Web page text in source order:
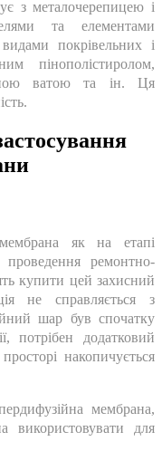
з металочерепицею і
та елементами
покрівельних і
пінополістиролом,
ватою та ін. Ця
мембрана як на етапі
проведення ремонтно-
купити цей захисний
не справляється з
шар був спочатку
потрібен додатковий
накопичується
мембрана,
для